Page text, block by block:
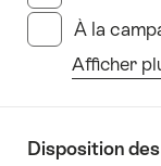
À la
Afficher
filtre
Disposition